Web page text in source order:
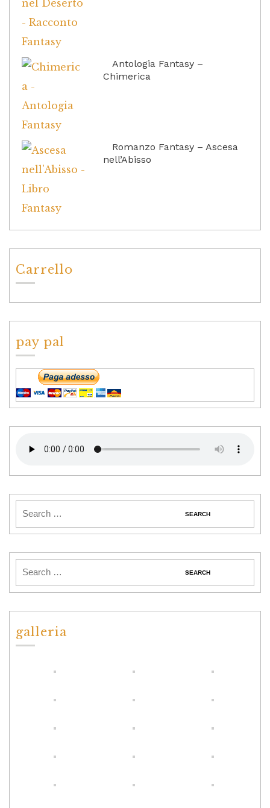
Antologia Fantasy –
Chimerica
Romanzo Fantasy – Ascesa
nell’Abisso
Carrello
pay pal
galleria